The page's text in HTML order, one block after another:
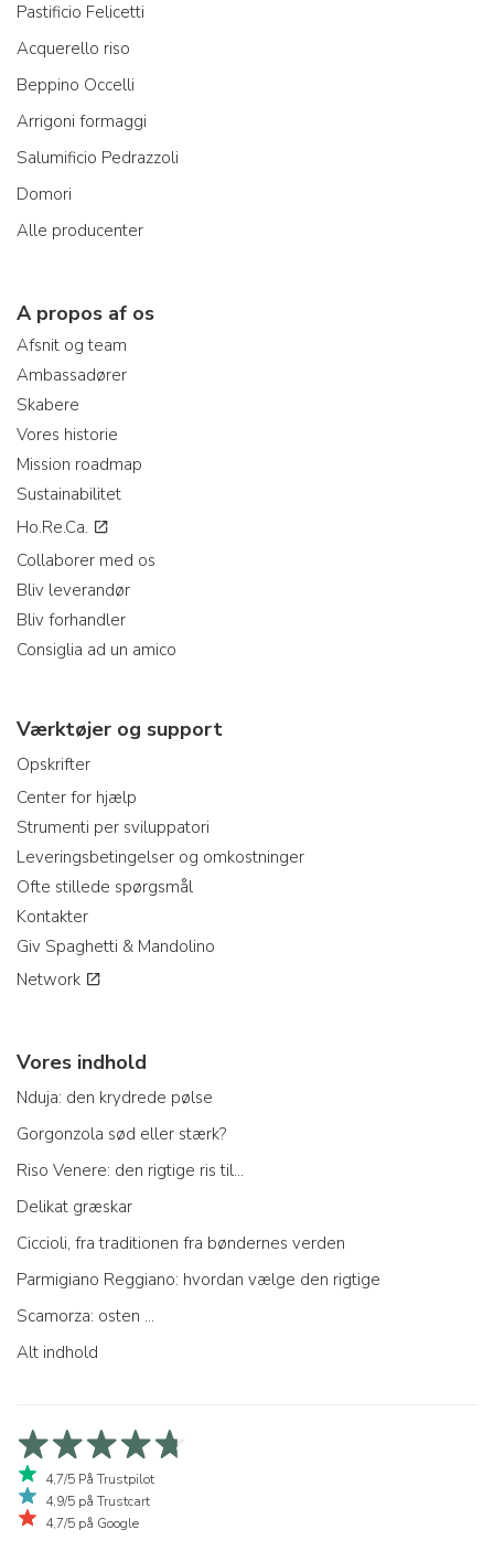
Pastificio Felicetti
Acquerello riso
Beppino Occelli
Arrigoni formaggi
Salumificio Pedrazzoli
Domori
Alle producenter
A propos af os
Afsnit og team
Ambassadører
Skabere
Vores historie
Mission roadmap
Sustainabilitet
Ho.Re.Ca.
Collaborer med os
Bliv leverandør
Bliv forhandler
Consiglia ad un amico
Værktøjer og support
Opskrifter
Center for hjælp
Strumenti per sviluppatori
Leveringsbetingelser og omkostninger
Ofte stillede spørgsmål
Kontakter
Giv Spaghetti & Mandolino
Network
Vores indhold
Nduja: den krydrede pølse
Gorgonzola sød eller stærk?
Riso Venere: den rigtige ris til...
Delikat græskar
Ciccioli, fra traditionen fra bøndernes verden
Parmigiano Reggiano: hvordan vælge den rigtige
Scamorza: osten ...
Alt indhold
4,7/5 På Trustpilot
4,9/5 på Trustcart
4,7/5 på Google